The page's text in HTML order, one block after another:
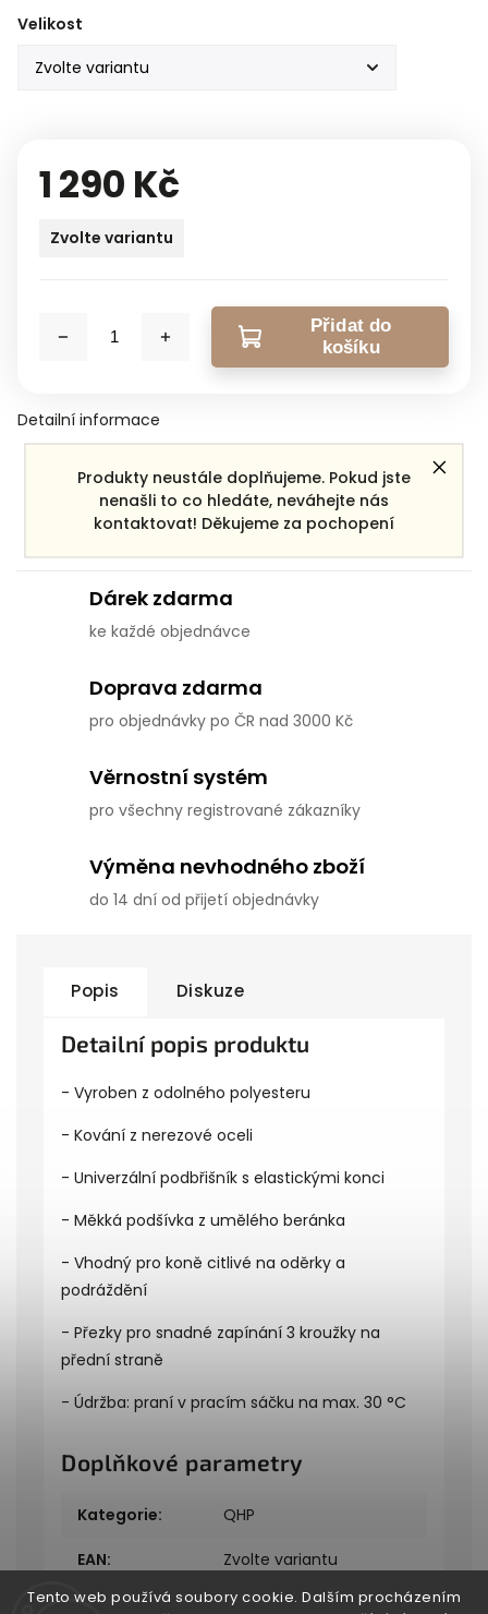
Tento web používá soubory cookie. Dalším procházením
Produkty neustále doplňujeme. Pokud jste
nenašli to co hledáte, neváhejte nás
kontaktovat! Děkujeme za pochopení
Velikost
1 290 Kč
Zvolte variantu
Přidat do
košíku
Detailní informace
Sdílet
Dárek zdarma
ke každé objednávce
Doprava zdarma
pro objednávky po ČR nad 3000 Kč
Věrnostní systém
pro všechny registrované zákazníky
Výměna nevhodného zboží
do 14 dní od přijetí objednávky
Popis Diskuze
Detailní popis produktu
- Vyroben z odolného polyesteru
- Kování z nerezové oceli
- Univerzální podbřišník s elastickými konci
- Měkká podšívka z umělého beránka
- Vhodný pro koně citlivé na oděrky a
podráždění
- Přezky pro snadné zapínání 3 kroužky na
přední straně
- Údržba: praní v pracím sáčku na max. 30 °C
Doplňkové parametry
Kategorie: QHP
EAN: Zvolte variantu